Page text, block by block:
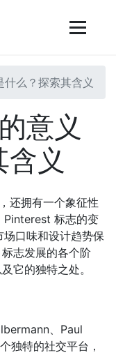
么？探索其含义
意义
义
还拥有一个象征性
Pinterest 标志的变
口味和设计趋势保
志发展的各个阶
它的独特之处。
、Paul
独特的社交平台，